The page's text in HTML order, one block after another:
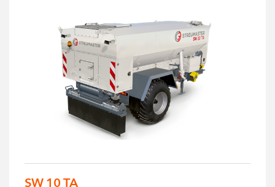
SW 10 TA